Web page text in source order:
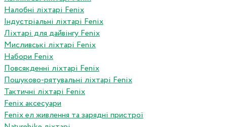
Налобні ліхтарі Fenix
Індустріальні ліхтарі Fenix
Ліхтарі для дайвінгу Fenix
Мисливські ліхтарі Fenix
Набори Fenix
Повсякденні ліхтарі Fenix
Пошуково-рятувальні ліхтарі Fenix
Тактичні ліхтарі Fenix
Fenix аксесуари
Fenix ел живлення та зарядні пристрої